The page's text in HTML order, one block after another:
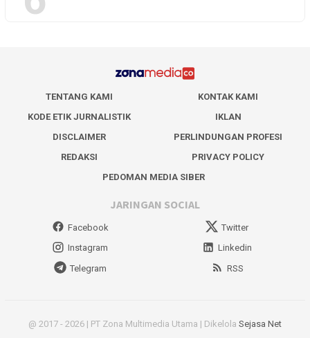
TENTANG KAMI
KONTAK KAMI
KODE ETIK JURNALISTIK
IKLAN
DISCLAIMER
PERLINDUNGAN PROFESI
REDAKSI
PRIVACY POLICY
PEDOMAN MEDIA SIBER
JARINGAN SOCIAL
Facebook
Twitter
Instagram
Linkedin
Telegram
RSS
@ 2017 - 2026 | PT Zona Multimedia Utama | Dikelola Sejasa Net